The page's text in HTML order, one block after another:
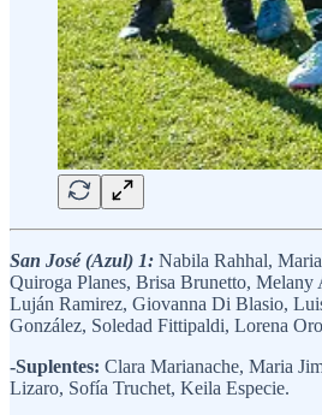
San José (Azul) 1: Nabila Rahhal,
Quiroga Planes, Brisa Brunetto,
Luján Ramirez, Giovanna Di Blasio,
González, Soledad Fittipaldi, Lorena
-Suplentes: Clara Marianache, Maria
Lizaro, Sofía Truchet, Keila Especie.